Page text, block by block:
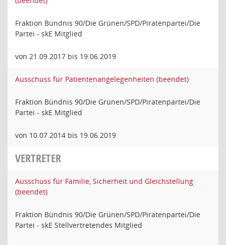
Fraktion Bündnis 90/Die Grünen/SPD/Piratenpartei/Die
Partei - skE Mitglied
von 21.09.2017 bis 19.06.2019
Ausschuss für Patientenangelegenheiten (beendet)
Fraktion Bündnis 90/Die Grünen/SPD/Piratenpartei/Die
Partei - skE Mitglied
von 10.07.2014 bis 19.06.2019
VERTRETER
Ausschuss für Familie, Sicherheit und Gleichstellung
(beendet)
Fraktion Bündnis 90/Die Grünen/SPD/Piratenpartei/Die
Partei - skE Stellvertretendes Mitglied